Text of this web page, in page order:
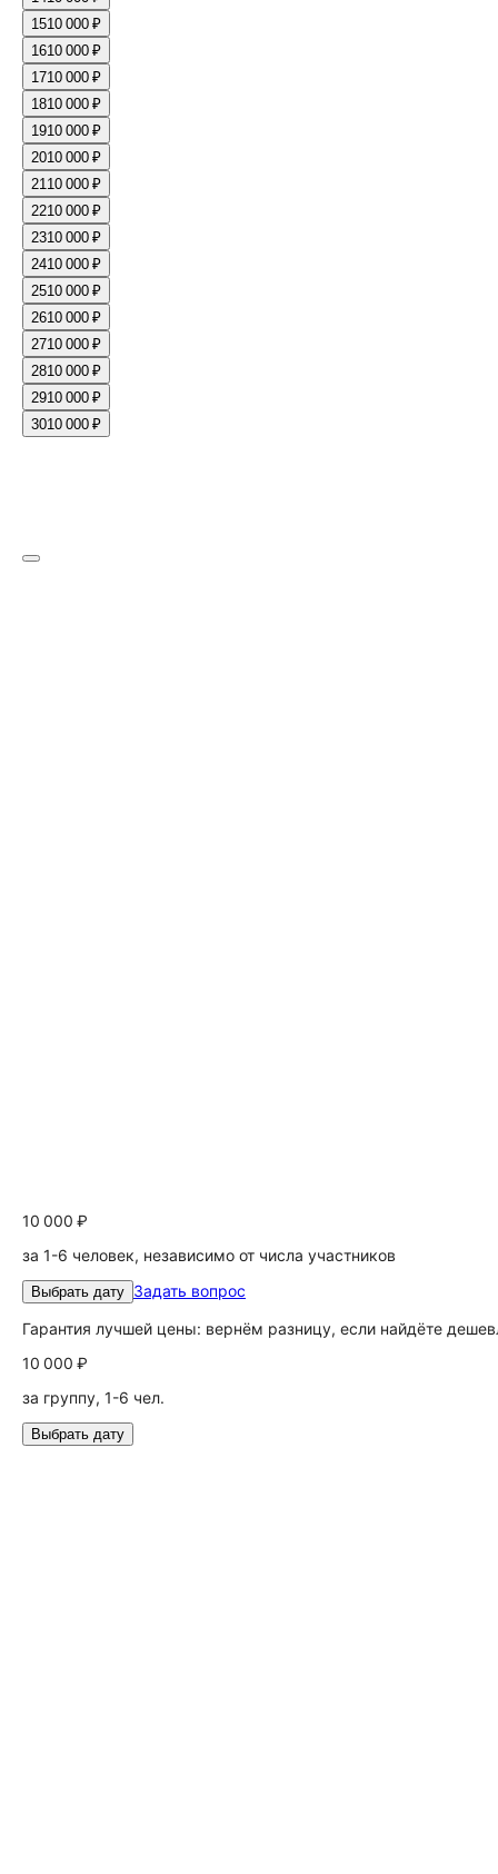
1510 000 ₽
1610 000 ₽
1710 000 ₽
1810 000 ₽
1910 000 ₽
2010 000 ₽
2110 000 ₽
2210 000 ₽
2310 000 ₽
2410 000 ₽
2510 000 ₽
2610 000 ₽
2710 000 ₽
2810 000 ₽
2910 000 ₽
3010 000 ₽
10 000 ₽
за 1-6 человек, независимо от числа участников
Выбрать дату Задать вопрос
Гарантия лучшей цены: вернём разницу, если найдёте
10 000 ₽
за группу, 1-6 чел.
Выбрать дату